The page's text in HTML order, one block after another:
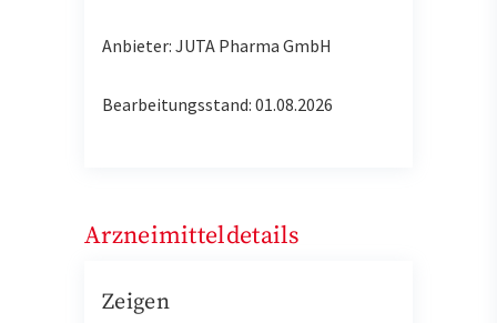
Anbieter: JUTA Pharma GmbH
Bearbeitungsstand: 01.08.2026
Arzneimitteldetails
Zeigen